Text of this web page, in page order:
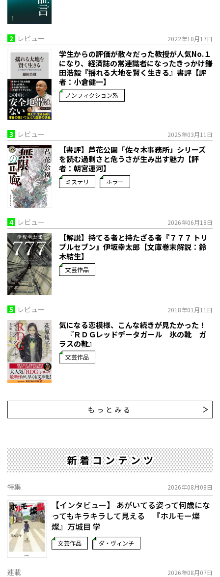
2 レビュー 2022年10月17日
学生からの評価が散々だった教授が人気No.１
になり、経済誌の常連識者になったきっかけ――鎌
田浩毅『揺れる大地を賢く生きる』書評【評
者：小倉健一】
ノンフィクション系
3 レビュー 2025年03月11日
【書評】芦花公園「佐々木事務所」シリーズ
を読む――過剰さと危うさが生み出す魅力【評
者：朝宮運河】
ミステリ ホラー
4 レビュー 2026年06月18日
【解説】持てる者と持たざる者――『７７７ トリ
プルセブン』伊坂幸太郎【文庫巻末解説：鈴
木結生】
文芸作品
5 レビュー 2018年01月11日
気になる恋模様、こんな続きが見たかった！
『ＲＤＧレッドデータガール 氷の靴 ガ
ラスの靴』
文芸作品
もっとみる
新着コンテンツ
特集 2026年08月08日
【インタビュー】 あがいてる姿って何歳にな
ってもキラキラして見える 『ホルモー燦
燦』万城目 学
文芸作品 ダ・ヴィンチ
連載 2026年08月07日